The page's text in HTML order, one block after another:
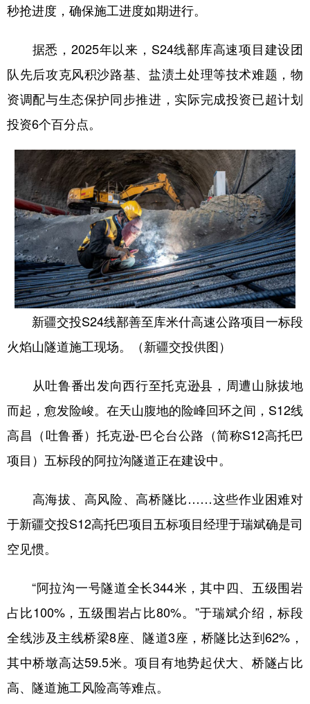
秒抢进度，确保施工进度如期进行。
据悉，2025年以来，S24线鄯库高速项目建设团
队先后攻克风积沙路基、盐渍土处理等技术难题，物
资调配与生态保护同步推进，实际完成投资已超计划
投资6个百分点。
新疆交投S24线鄯善至库米什高速公路项目一标段
火焰山隧道施工现场。（新疆交投供图）
从吐鲁番出发向西行至托克逊县，周遭山脉拔地
而起，愈发险峻。在天山腹地的险峰回环之间，S12线
高昌（吐鲁番）托克逊-巴仑台公路（简称S12高托巴
项目）五标段的阿拉沟隧道正在建设中。
高海拔、高风险、高桥隧比……这些作业困难对
于新疆交投S12高托巴项目五标项目经理于瑞斌确是司
空见惯。
“阿拉沟一号隧道全长344米，其中四、五级围岩
占比100%，五级围岩占比80%。”于瑞斌介绍，标段
全线涉及主线桥梁8座、隧道3座，桥隧比达到62%，
其中桥墩高达59.5米。项目有地势起伏大、桥隧占比
高、隧道施工风险高等难点。